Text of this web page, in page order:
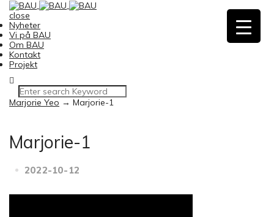
close
Nyheter
Vi på BAU
Om BAU
Kontakt
Projekt
Marjorie Yeo → Marjorie-1
Marjorie-1
2022-10-12